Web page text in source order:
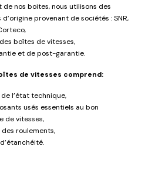
nos boites, nous utilisons des
provenant de sociétés : SNR,
boîtes de vitesses,
et de post-garantie.
de vitesses comprend:
l’état technique,
usés essentiels au bon
de vitesses,
roulements,